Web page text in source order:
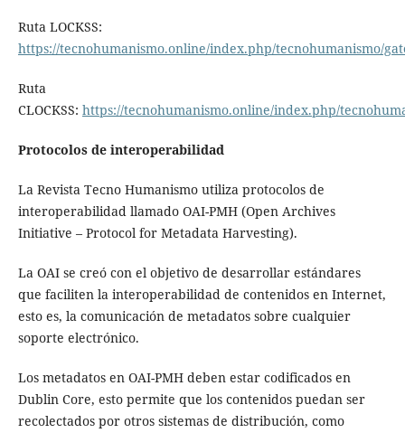
Ruta LOCKSS:
https://tecnohumanismo.online/index.php/tecnohumanismo/
Ruta
CLOCKSS: https://tecnohumanismo.online/index.php/
Protocolos de interoperabilidad
La Revista Tecno Humanismo utiliza protocolos de
interoperabilidad llamado OAI-PMH (Open Archives
Initiative – Protocol for Metadata Harvesting).
La OAI se creó con el objetivo de desarrollar estándares
que faciliten la interoperabilidad de contenidos en Internet,
esto es, la comunicación de metadatos sobre cualquier
soporte electrónico.
Los metadatos en OAI-PMH deben estar codificados en
Dublin Core, esto permite que los contenidos puedan ser
recolectados por otros sistemas de distribución, como